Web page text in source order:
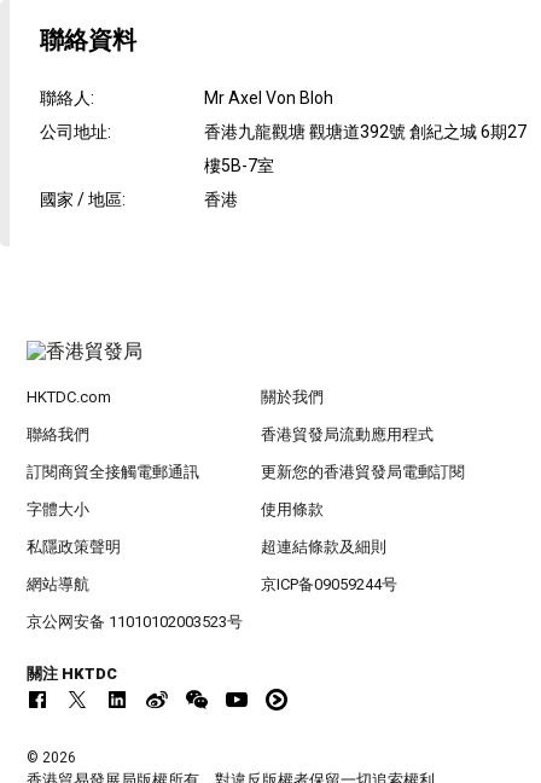
聯絡資料
聯絡人:
Mr Axel Von Bloh
公司地址:
香港九龍觀塘 觀塘道392號 創紀之城 6期27
樓5B-7室
國家 / 地區: 香港
HKTDC.com 關於我們
聯絡我們 香港貿發局流動應用程式
訂閱商貿全接觸電郵通訊 更新您的香港貿發局電郵訂閱
字體大小 使用條款
私隱政策聲明 超連結條款及細則
網站導航 京ICP备09059244号
京公网安备 11010102003523号
關注 HKTDC
© 2026